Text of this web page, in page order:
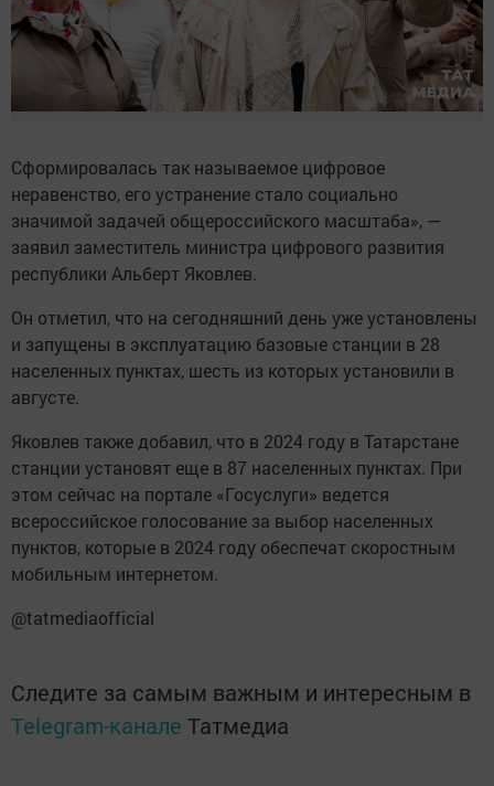
Сформировалась так называемое цифровое
неравенство, его устранение стало социально
значимой задачей общероссийского масштаба», —
заявил заместитель министра цифрового развития
республики Альберт Яковлев.
Он отметил, что на сегодняшний день уже установлены
и запущены в эксплуатацию базовые станции в 28
населенных пунктах, шесть из которых установили в
августе.
Яковлев также добавил, что в 2024 году в Татарстане
станции установят еще в 87 населенных пунктах. При
этом сейчас на портале «Госуслуги» ведется
всероссийское голосование за выбор населенных
пунктов, которые в 2024 году обеспечат скоростным
мобильным интернетом.
@tatmediaofficial
Следите за самым важным и интересным в
Telegram-канале Татмедиа